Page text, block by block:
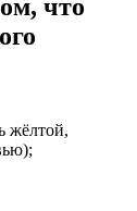
что
жёлтой,